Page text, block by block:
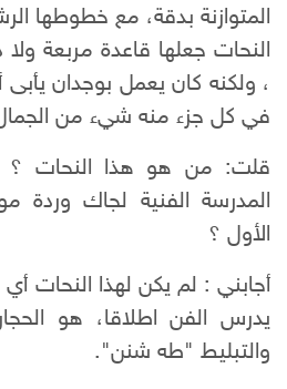
المتوازنة بدقة، مع خطوطها
النحات جعلها قاعدة مربعة ولا
، ولكنه كان يعمل بوجدان يأبى
في كل جزء منه شيء من الجمال.
قلت: من هو هذا النحات ؟
المدرسة الفنية لجاك وردة
الأول ؟
أجابني : لم يكن لهذا النحات أي
يدرس الفن اطلاقا، هو الحجار
والتبليط "طه شنن".